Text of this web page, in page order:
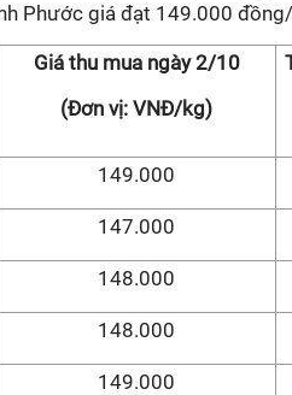
Phước giá đạt 149.000
Giá thu mua ngày 2/10
(Đơn vị: VNĐ/kg)
149.000
147.000
148.000
148.000
149.000